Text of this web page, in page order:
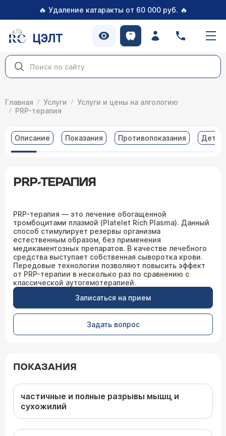
🔥 Удаление катаракты от 60 000 руб. 🔥
ЦЭЛТ
Главная Услуги
Услуги и цены на алгологию
PRP-терапия
Описание Показания Противопоказания
PRP-ТЕРАПИЯ
PRP-терапия — это лечение обогащенной
тромбоцитами плазмой (Platelet Rich Plasma). Данный
способ стимулирует резервы организма
естественным образом, без применения
медикаментозных препаратов. В качестве лечебного
средства выступает собственная сыворотка крови.
Передовые технологии позволяют повысить эффект
от PRP-терапии в несколько раз по сравнению с
классической аутогемотерапией.
Записаться на прием
Задать вопрос
ПОКАЗАНИЯ
частичные и полные разрывы мышц и
сухожилий